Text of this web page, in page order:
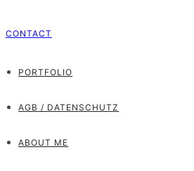
CONTACT
PORTFOLIO
AGB / DATENSCHUTZ
ABOUT ME